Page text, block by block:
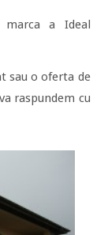
a Ideal
sau o oferta de
raspundem cu